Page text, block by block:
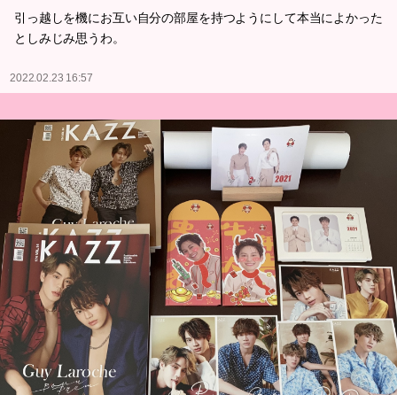
引っ越しを機にお互い自分の部屋を持つようにして本当によかった
としみじみ思うわ。
2022.02.23 16:57